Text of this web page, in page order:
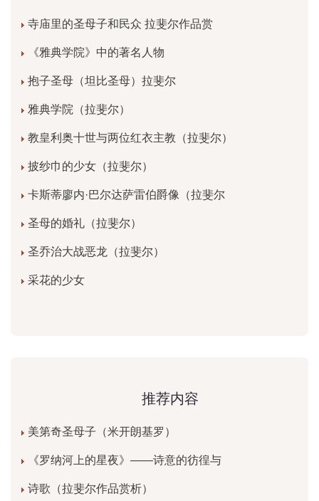
寺庙里的圣母子和民众 拉斐尔作品赏
《雅典学院》中的著名人物
抱子圣母（坦比圣母）拉斐尔
雅典学院（拉斐尔）
教皇利奥十世与两位红衣主教（拉斐尔）
披纱巾的少女（拉斐尔）
卡斯蒂廖内·巴尔达萨雷伯爵像（拉斐尔
圣母的婚礼（拉斐尔）
圣乔治大战恶龙（拉斐尔）
采花的少女
推荐内容
美第奇圣母子（米开朗基罗）
《罗纳河上的星夜》——诗意的彷徨与
诗歌（拉斐尔作品赏析）